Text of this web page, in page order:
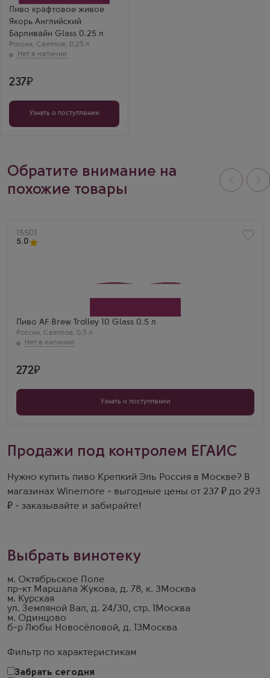
Фильтр по характеристикам
Забрать сегодня
Пиво крафтовое живое
Якорь Английский
Барливайн Glass 0.25 л
Россия, Светлое, 0,25 л
237
Узнать о поступлении
Обратите внимание на
похожие товары
Артикул
15501
5.0
Пиво AF Brew Trolley 10 Glass 0.5 л
Россия, Светлое, 0,5 л
272
Узнать о поступлении
Продажи под контролем ЕГАИС
Нужно купить пиво Крепкий Эль Россия в Москве? В
магазинах Winemore - выгодные цены от 237 ₽ до 293
₽ - заказывайте и забирайте!
Выбрать винотеку
м. Октябрьское Поле
пр-кт Маршала Жукова, д. 78, к. 3 Москва
м. Курская
ул. Земляной Вал, д. 24/30, стр. 1
Москва
м. Одинцово
б-р Любы Новосёловой, д. 13 Москва